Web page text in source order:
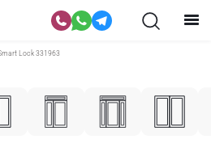
Lock 331963